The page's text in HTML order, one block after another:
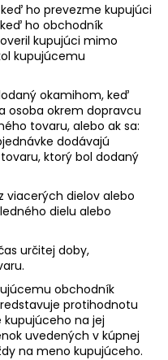
ho prevezme kupujúci
ho obchodník
kupujúci mimo
kupujúcemu
okamihom, keď
osoba okrem dopravcu
tovaru, alebo ak sa:
dodávajú
ktorý bol dodaný
viacerých dielov alebo
dielu alebo
určitej doby,
obchodník
protihodnotu
kupujúceho na jej
uvedených v kúpnej
na meno kupujúceho.